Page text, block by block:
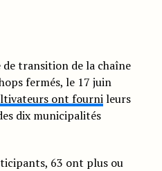
de transition de la chaîne
fermés, le 17 juin
ont fournileurs
dix municipalités
63 ont plus ou